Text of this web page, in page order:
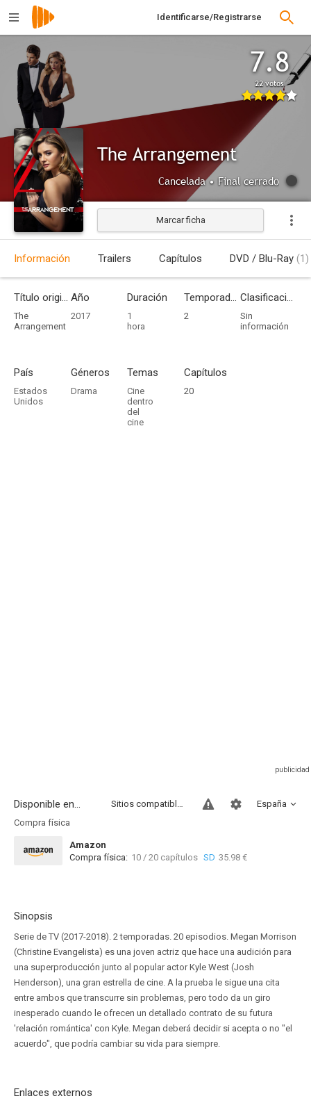
Identificarse/Registrarse
7.8
22 votos
The Arrangement
Cancelada • Final cerrado
Marcar ficha
Información Trailers Capítulos DVD / Blu-Ray (1)
Título original
The
Arrangement
Año
2017
Duración
1
hora
Temporadas
2
Clasificación por edades
Sin
información
País
Estados
Unidos
Géneros
Drama
Temas
Cine
dentro
del
cine
Capítulos
20
Disponible en... España
Sitios compatibles
Compra física
Amazon
Compra física: 10 / 20 capítulos SD 35.98 €
Sinopsis
Serie de TV (2017-2018). 2 temporadas. 20 episodios. Megan Morrison
(Christine Evangelista) es una joven actriz que hace una audición para
una superproducción junto al popular actor Kyle West (Josh
Henderson), una gran estrella de cine. A la prueba le sigue una cita
entre ambos que transcurre sin problemas, pero todo da un giro
inesperado cuando le ofrecen un detallado contrato de su futura
'relación romántica' con Kyle. Megan deberá decidir si acepta o no "el
acuerdo", que podría cambiar su vida para siempre.
Enlaces externos